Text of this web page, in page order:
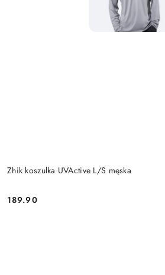
Zhik koszulka UVActive L/S męska
Cena:
189.90